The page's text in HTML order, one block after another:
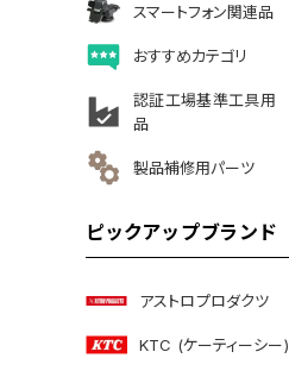
スマートフォン関連品
おすすめカテゴリ
認証工場基準工具用
品
製品補修用パーツ
ピックアップブランド
アストロプロダクツ
KTC (ケーティーシー)